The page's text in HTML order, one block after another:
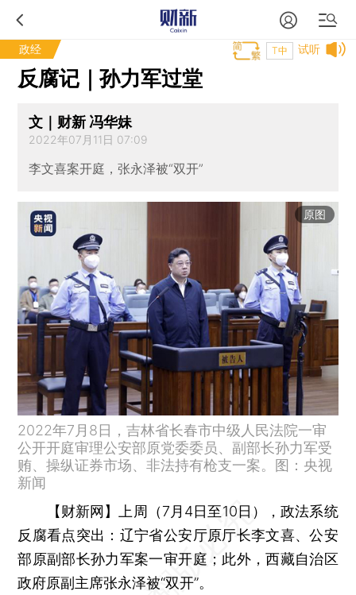
政经 试听
T中
反腐记｜孙力军过堂
文｜财新 冯华妹
2022年07月11日 07:09
李文喜案开庭，张永泽被“双开”
原图
2022年7月8日，吉林省长春市中级人民法院一审
公开开庭审理公安部原党委委员、副部长孙力军受
贿、操纵证券市场、非法持有枪支一案。图：央视
新闻
【财新网】
上周（7月4日至10日），政法系统
反腐看点突出：辽宁省公安厅原厅长李文喜、公安
部原副部长孙力军案一审开庭；此外，西藏自治区
政府原副主席张永泽被“双开”。